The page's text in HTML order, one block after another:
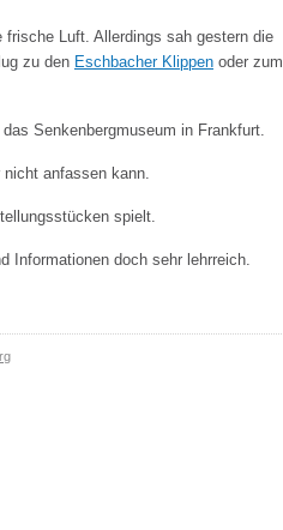
und
ein
Luft. Allerdings sah gestern die
zu den Eschbacher Klippen oder zum
Senkenbergmuseum in Frankfurt.
anfassen kann.
spielt.
Informationen doch sehr lehrreich.